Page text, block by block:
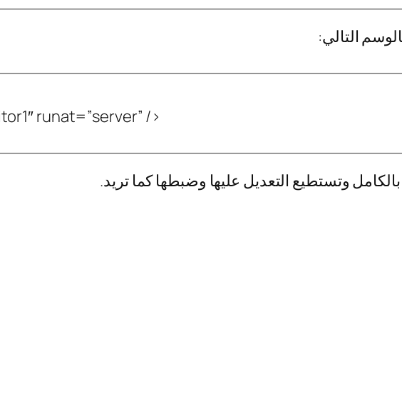
التالي:
runat=”server” />
وتستطيع التعديل عليها وضبطها كما تريد.